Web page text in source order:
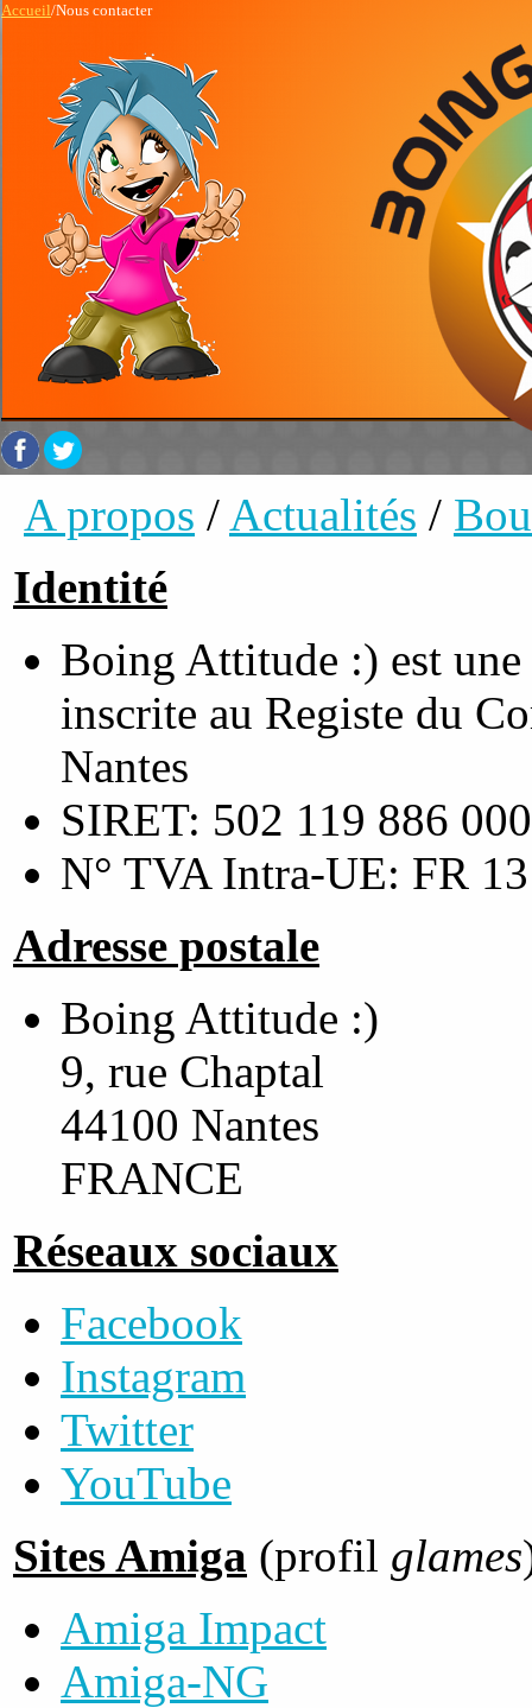
Accueil/Nous contacter
A propos / Actualités /
Identité
Boing Attitude :) est
inscrite au Registe du
Nantes
SIRET: 502 119 886
N° TVA Intra-UE: FR
Adresse postale
Boing Attitude :)
9, rue Chaptal
44100 Nantes
FRANCE
Réseaux sociaux
Facebook
Instagram
Twitter
YouTube
Sites Amiga (profil glames
Amiga Impact
Amiga-NG